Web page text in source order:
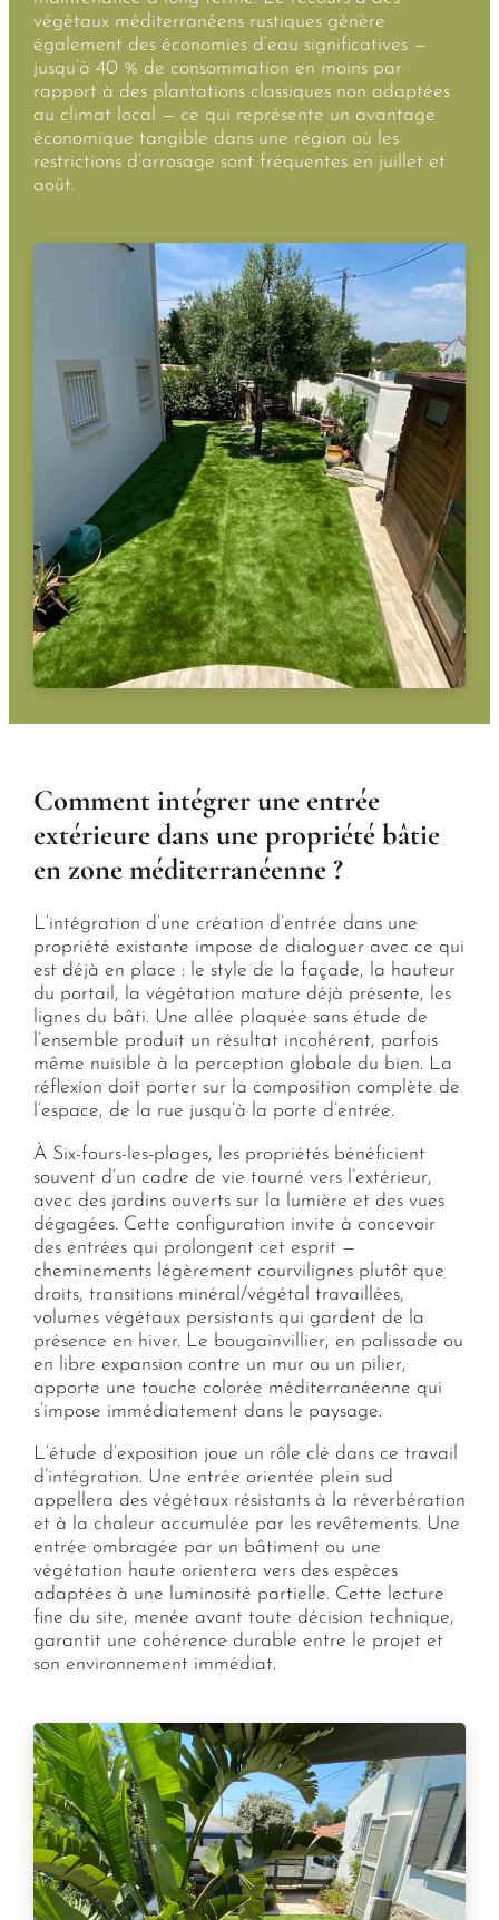
végétaux méditerranéens rustiques génère
également des économies d’eau significatives —
jusqu’à 40 % de consommation en moins par
rapport à des plantations classiques non adaptées
au climat local — ce qui représente un avantage
économique tangible dans une région où les
restrictions d’arrosage sont fréquentes en juillet et
août.
Comment intégrer une entrée
extérieure dans une propriété bâtie
en zone méditerranéenne ?
L’intégration d’une création d’entrée dans une
propriété existante impose de dialoguer avec ce qui
est déjà en place : le style de la façade, la hauteur
du portail, la végétation mature déjà présente, les
lignes du bâti. Une allée plaquée sans étude de
l’ensemble produit un résultat incohérent, parfois
même nuisible à la perception globale du bien. La
réflexion doit porter sur la composition complète de
l’espace, de la rue jusqu’à la porte d’entrée.
À Six-fours-les-plages, les propriétés bénéficient
souvent d’un cadre de vie tourné vers l’extérieur,
avec des jardins ouverts sur la lumière et des vues
dégagées. Cette configuration invite à concevoir
des entrées qui prolongent cet esprit —
cheminements légèrement courvilignes plutôt que
droits, transitions minéral/végétal travaillées,
volumes végétaux persistants qui gardent de la
présence en hiver. Le bougainvillier, en palissade ou
en libre expansion contre un mur ou un pilier,
apporte une touche colorée méditerranéenne qui
s’impose immédiatement dans le paysage.
L’étude d’exposition joue un rôle clé dans ce travail
d’intégration. Une entrée orientée plein sud
appellera des végétaux résistants à la réverbération
et à la chaleur accumulée par les revêtements. Une
entrée ombragée par un bâtiment ou une
végétation haute orientera vers des espèces
adaptées à une luminosité partielle. Cette lecture
fine du site, menée avant toute décision technique,
garantit une cohérence durable entre le projet et
son environnement immédiat.